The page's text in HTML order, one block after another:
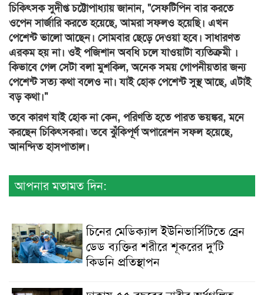
চিকিৎসক সুদীপ্ত চট্টোপাধ্যায় জানান, "সেফটিপিন বার করতে
ওপেন সার্জারি করতে হয়েছে, আমরা সফলও হয়েছি। এখন
পেশেন্ট ভালো আছেন। সোমবার ছেড়ে দেওয়া হবে। সাধারণত
এরকম হয় না। ওই পজিশান অবধি চলে যাওয়াটা ব্যতিক্রমী ।
কিভাবে গেল সেটা বলা মুশকিল, অনেক সময় গোপনীয়তার জন্য
পেশেন্ট সত্য কথা বলেও না। যাই হোক পেশেন্ট সুস্থ আছে, এটাই
বড় কথা।"
তবে কারণ যাই হোক না কেন, পরিণতি হতে পারত ভয়ঙ্কর, মনে
করছেন চিকিৎসকরা। তবে ঝুঁকিপূর্ণ অপারেশন সফল হয়েছে,
আনন্দিত হাসপাতাল।
আপনার মতামত দিন:
চিনের মেডিক্যাল ইউনিভার্সিটিতে ব্রেন
ডেড ব্যক্তির শরীরে শূকরের দু’টি
কিডনি প্রতিস্থাপন